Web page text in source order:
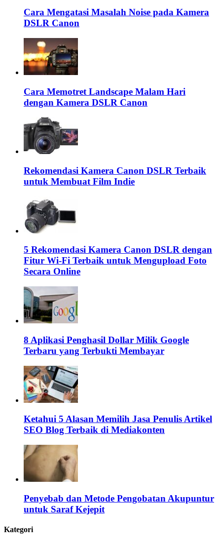
Cara Mengatasi Masalah Noise pada Kamera
DSLR Canon
Cara Memotret Landscape Malam Hari
dengan Kamera DSLR Canon
Rekomendasi Kamera Canon DSLR Terbaik
untuk Membuat Film Indie
5 Rekomendasi Kamera Canon DSLR dengan
Fitur Wi-Fi Terbaik untuk Mengupload Foto
Secara Online
8 Aplikasi Penghasil Dollar Milik Google
Terbaru yang Terbukti Membayar
Ketahui 5 Alasan Memilih Jasa Penulis Artikel
SEO Blog Terbaik di Mediakonten
Penyebab dan Metode Pengobatan Akupuntur
untuk Saraf Kejepit
Kategori